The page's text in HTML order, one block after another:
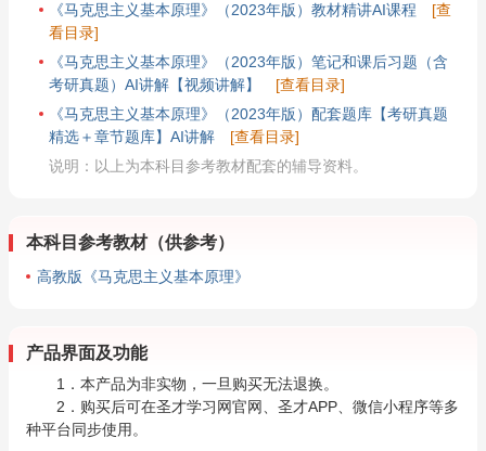
《马克思主义基本原理》（2023年版）教材精讲AI课程
[查
看目录]
《马克思主义基本原理》（2023年版）笔记和课后习题（含
考研真题）AI讲解【视频讲解】
[查看目录]
《马克思主义基本原理》（2023年版）配套题库【考研真题
精选＋章节题库】AI讲解
[查看目录]
说明：以上为本科目参考教材配套的辅导资料。
本科目参考教材（供参考）
高教版《马克思主义基本原理》
产品界面及功能
1．本产品为非实物，一旦购买无法退换。
2．购买后可在圣才学习网官网、圣才APP、微信小程序等多
种平台同步使用。